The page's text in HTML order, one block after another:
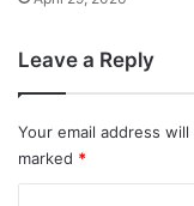
Leave a Reply
Your email address
marked *